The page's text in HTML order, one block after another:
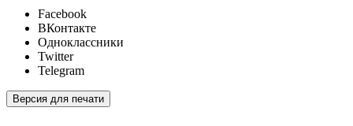
Facebook
ВКонтакте
Одноклассники
Twitter
Telegram
Версия для печати